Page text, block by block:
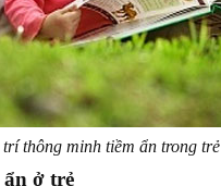
thông minh tiềm ẩn trong trẻ
ở trẻ